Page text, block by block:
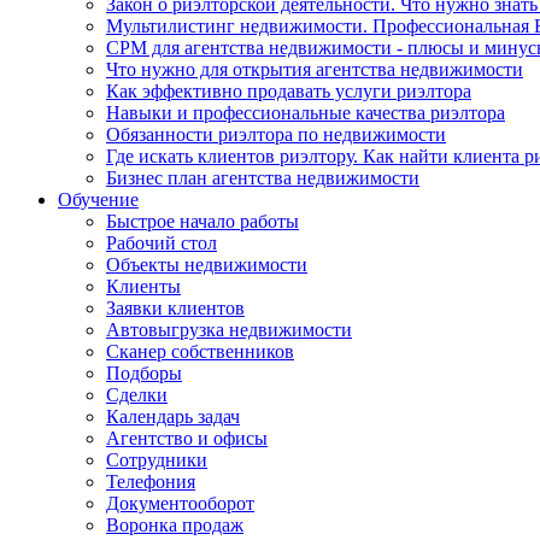
Мультилистинг недвижимости.
СРМ для агентства недвижимости - плюсы и
Что нужно для открытия агентства недвижимости
Как эффективно продавать услуги риэлтора
Навыки и профессиональные качества риэлтора
Обязанности риэлтора по недвижимости
Где искать клиентов риэлтору. Как найти клиента
Бизнес план агентства недвижимости
Обучение
Быстрое начало работы
Рабочий стол
Объекты недвижимости
Клиенты
Заявки клиентов
Автовыгрузка недвижимости
Сканер собственников
Подборы
Сделки
Календарь задач
Агентство и офисы
Сотрудники
Телефония
Документооборот
Воронка продаж